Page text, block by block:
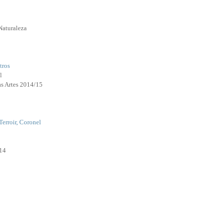
Artes 2014/15
Coronel